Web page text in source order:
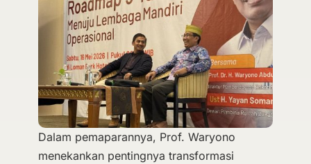
Dalam pemaparannya, Prof. Waryono
menekankan pentingnya transformasi